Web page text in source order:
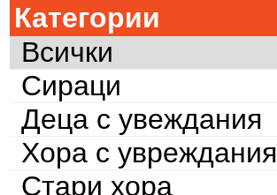
Категории
Всички
Сираци
Деца с увеждания
Хора с увреждания
Стари хора